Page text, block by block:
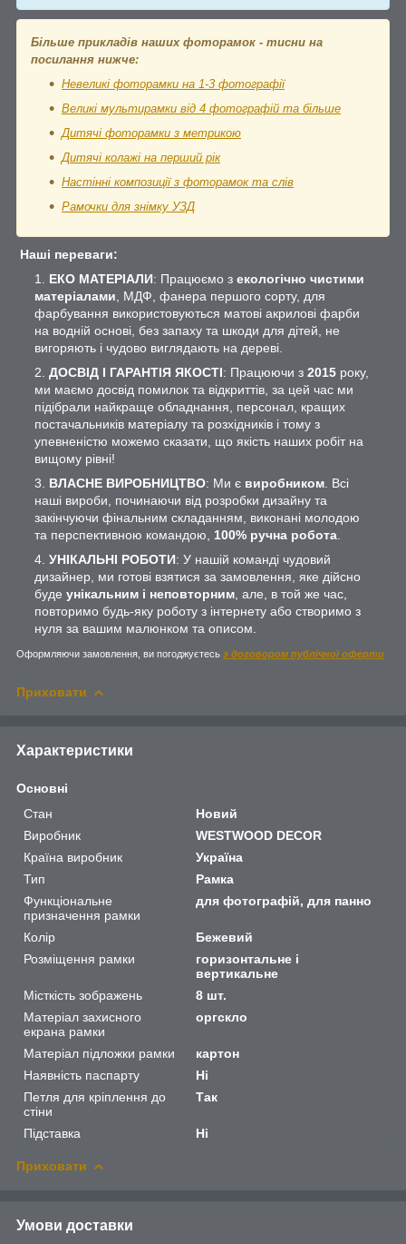
Більше прикладів наших фоторамок - тисни на
посилання нижче:
Невеликі фоторамки на 1-3 фотографії
Великі мультирамки від 4 фотографій та більше
Дитячі фоторамки з метрикою
Дитячі колажі на перший рік
Настінні композиції з фоторамок та слів
Рамочки для знімку УЗД
Наші переваги:
ЕКО МАТЕРІАЛИ: Працюємо з екологічно чистими
матеріалами , МДФ, фанера першого сорту, для
фарбування використовуються матові акрилові фарби
на водній основі, без запаху та шкоди для дітей, не
вигоряють і чудово виглядають на дереві.
ДОСВІД І ГАРАНТІЯ ЯКОСТІ: Працюючи з 2015 року,
ми маємо досвід помилок та відкриттів, за цей час ми
підібрали найкраще обладнання, персонал, кращих
постачальників матеріалу та розхідників і тому з
упевненістю можемо сказати, що якість наших робіт на
вищому рівні!
ВЛАСНЕ ВИРОБНИЦТВО: Ми є виробником . Всі
наші вироби, починаючи від розробки дизайну та
закінчуючи фінальним складанням, виконані молодою
та перспективною командою, 100% ручна робота
УНІКАЛЬНІ РОБОТИ: У нашій команді чудовий
дизайнер, ми готові взятися за замовлення, яке дійсно
буде унікальним і неповторним , але, в той же час,
повторимо будь-яку роботу з інтернету або створимо з
нуля за вашим малюнком та описом.
Оформляючи замовлення, ви погоджуєтесь з договором публічної оферти
Приховати
Характеристики
Основні
Стан
Новий
Виробник
WESTWOOD DECOR
Країна виробник
Україна
Тип
Рамка
Функціональне
призначення рамки
для фотографій, для панно
Колір
Бежевий
Розміщення рамки
горизонтальне і
вертикальне
Місткість зображень
8 шт.
Матеріал захисного
екрана рамки
оргскло
Матеріал підложки рамки
картон
Наявність паспарту
Ні
Петля для кріплення до
стіни
Так
Підставка Ні
Приховати
Умови доставки